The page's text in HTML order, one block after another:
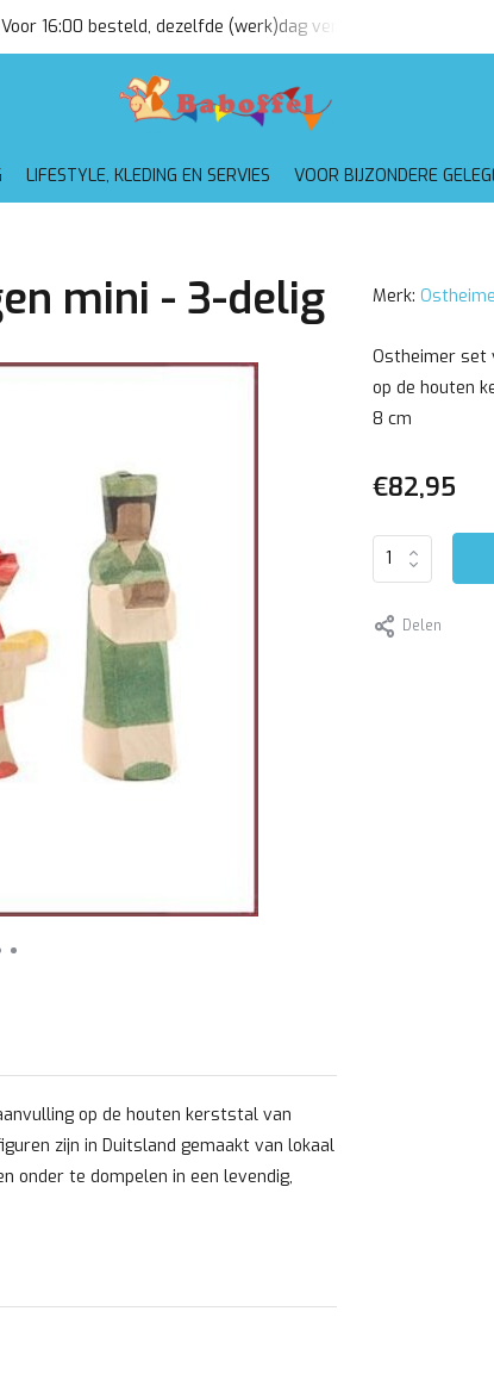
Voor 16:00 besteld, dezelfde (werk)dag verzonden
LIFESTYLE, KLEDING EN SERVIES VOOR BIJZONDERE
mini - 3-delig
op de houten kerststal van
zijn in Duitsland gemaakt van lokaal
onder te dompelen in een levendig,
Merk:
Ostheimer set
op de houten
8 cm
€82,95
Delen